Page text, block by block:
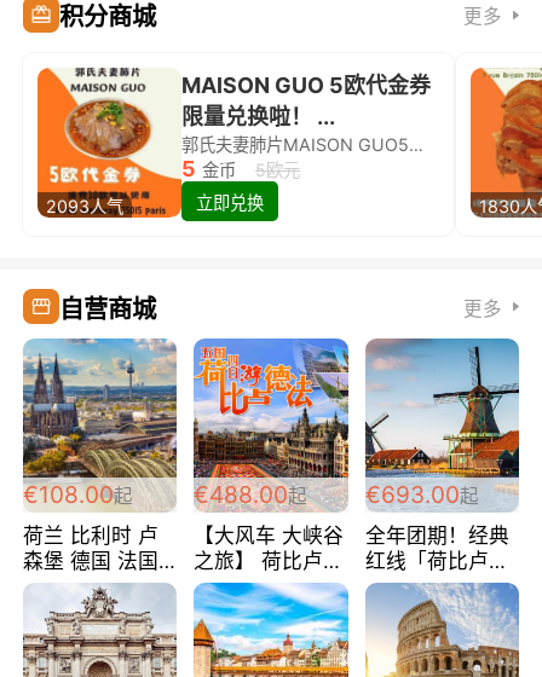
积分商城 更多
2093人气
MAISON GUO 5欧代金券
限量兑换啦！ ...
郭氏夫妻肺片MAISON GUO5欧代金券限量兑换啦！
5 金币
5欧元
立即兑换
1830人
自营商城 更多
€108.00起
荷兰 比利时 卢
森堡 德国 法国
超爽玩遍西欧 循
环线 全程四星宾
馆 108欧/人/天
€488.00起
【大风车 大峡谷
之旅】 荷比卢德
法 巴黎上下 经
典五国四日游
488欧/人
€693.00起
全年团期！经典
红线「荷比卢德
法」七天循环 五
国 仅售99欧/人/
天！巴黎上下！
包拼房~